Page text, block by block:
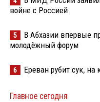
войне с Россией
5
В Абхазии впервые
молодёжный форум
6 Ереван рубит сук, на
Главное сегодня